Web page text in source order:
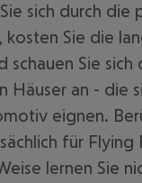
sich durch die
Sie die
schauen Sie sich
Häuser an - die
eignen.
für Flying
lernen Sie